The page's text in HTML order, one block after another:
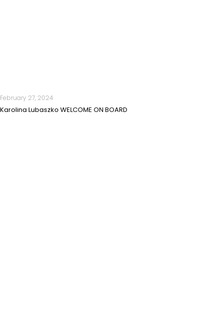
February 27, 2024
Karolina Lubaszko WELCOME ON BOARD